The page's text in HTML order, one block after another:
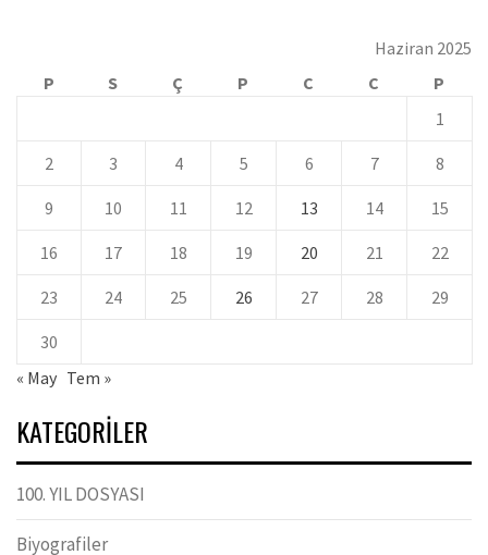
Haziran 2025
P
S Ç P C C
P
1
2 3 4 5 6 7 8
9 10 11 12 13 14 15
16 17 18 19 20 21 22
23 24 25 26 27 28 29
30
« May Tem »
KATEGORILER
100. YIL DOSYASI
Biyografiler